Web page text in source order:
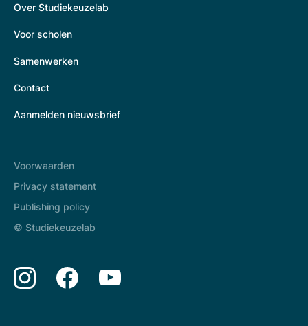
Over Studiekeuzelab
Voor scholen
Samenwerken
Contact
Aanmelden nieuwsbrief
Voorwaarden
Privacy statement
Publishing policy
© Studiekeuzelab